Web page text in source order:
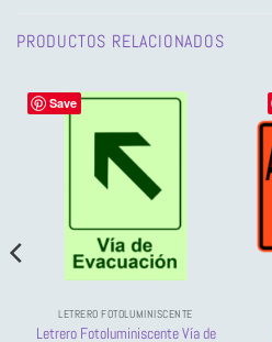
PRODUCTOS RELACIONADOS
Save
LETRERO FOTOLUMINISCENTE
Letrero Fotoluminiscente Vía de